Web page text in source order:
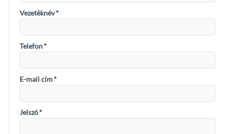
Vezetéknév*
Telefon*
E-mail cím*
Jelszó*